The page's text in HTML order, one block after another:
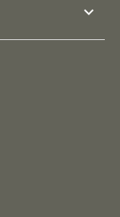
expand_more